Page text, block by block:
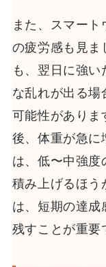
また、スマー
の疲労感も見ま
も、翌日に強い
な乱れが出る場
可能性がありま
後、体重が急に
は、低〜中強度
積み上げるほう
は、短期の達成
残すことが重要